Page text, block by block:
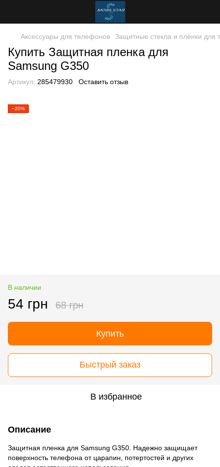
Аксессуары для телефонов Защитные стекла и плёнки для
Купить Защитная пленка для
Samsung G350
Артикул: 285479930 Оставить отзыв
−20%
В наличии
54 грн 68 грн
Купить
Быстрый заказ
В избранное
Описание
Защитная пленка для Samsung G350. Надежно защищает
поверхность телефона от царапин, потертостей и других